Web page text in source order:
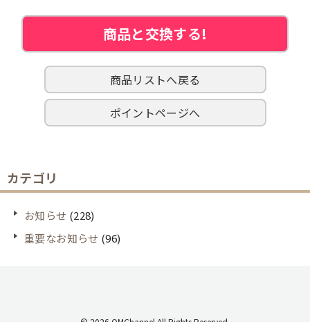
商品と交換する!
商品リストへ戻る
ポイントページへ
カテゴリ
お知らせ (228)
重要なお知らせ (96)